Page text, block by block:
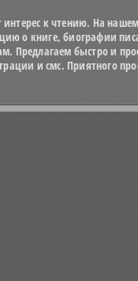
к чтению. На
о книге, биографии
Предлагаем быстро и
и смс. Приятного